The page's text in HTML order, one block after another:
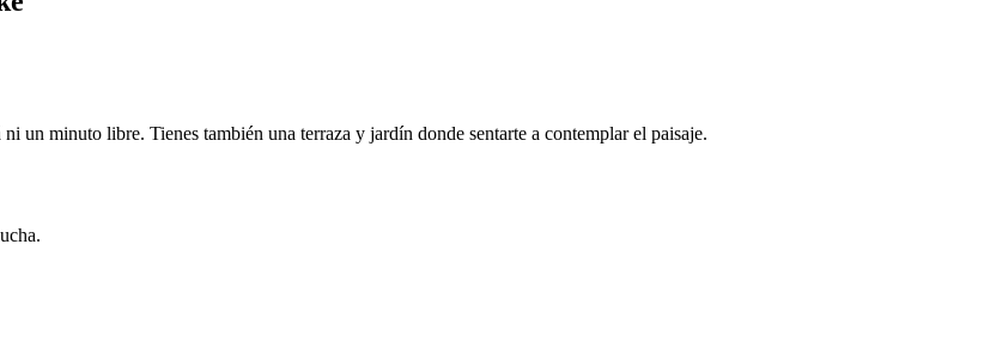
un minuto libre. Tienes también una terraza y jardín donde sentarte a contemplar el paisaje.